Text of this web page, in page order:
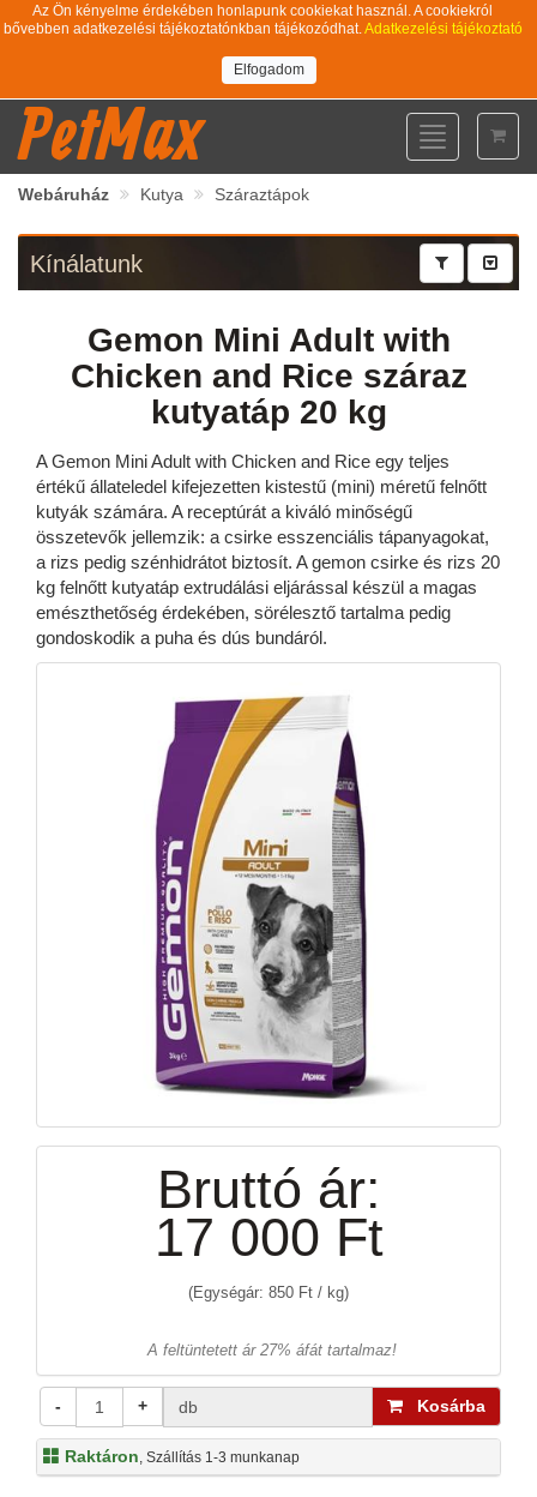
Az Ön kényelme érdekében honlapunk cookiekat használ. A cookiekról
bővebben adatkezelési tájékoztatónkban tájékozódhat.Adatkezelési tájékoztató
Elfogadom
PetMax
Toggle
navigation
Webáruház
Kutya Száraztápok
Kínálatunk
Gemon Mini Adult with
Chicken and Rice száraz
kutyatáp 20 kg
A Gemon Mini Adult with Chicken and Rice egy teljes
értékű állateledel kifejezetten kistestű (mini) méretű felnőtt
kutyák számára. A receptúrát a kiváló minőségű
összetevők jellemzik: a csirke esszenciális tápanyagokat,
a rizs pedig szénhidrátot biztosít. A gemon csirke és rizs 20
kg felnőtt kutyatáp extrudálási eljárással készül a magas
emészthetőség érdekében, sörélesztő tartalma pedig
gondoskodik a puha és dús bundáról.
Bruttó ár:
17 000 Ft
(Egységár: 850 Ft / kg)
A feltüntetett ár 27% áfát tartalmaz!
- + db Kosárba
Raktáron, Szállítás 1-3 munkanap